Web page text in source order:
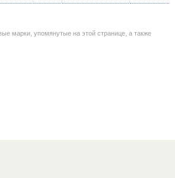
марки, упомянутые на этой странице, а также